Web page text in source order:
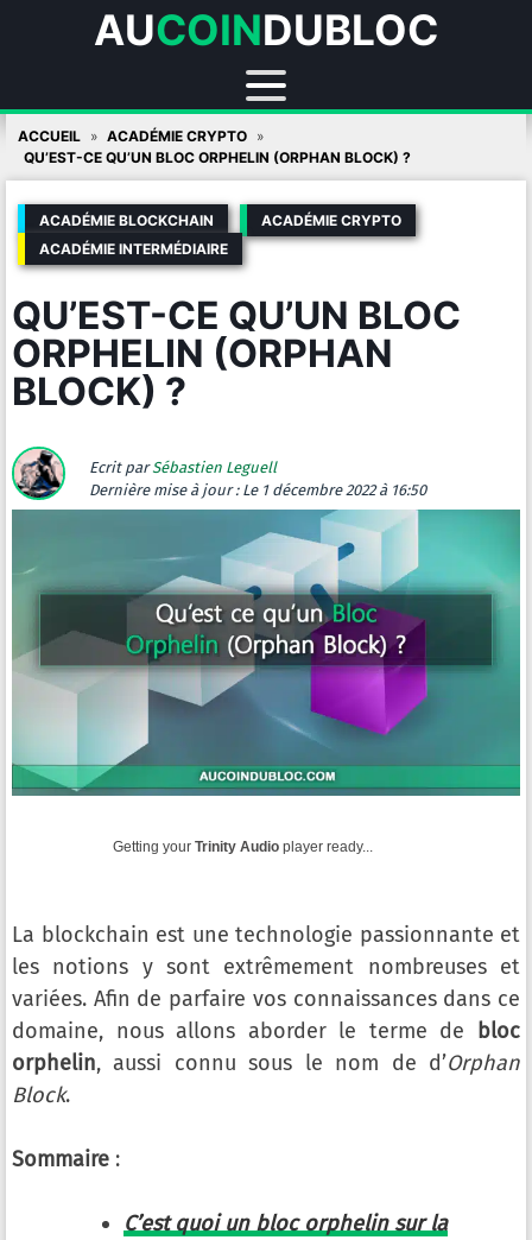
AUCOINDUBLOC
Skip
content
ACCUEIL
ACADÉMIE CRYPTO
QU’EST-CE QU’UN BLOC ORPHELIN (ORPHAN BLOCK) ?
ACADÉMIE BLOCKCHAIN
ACADÉMIE CRYPTO
ACADÉMIE INTERMÉDIAIRE
QU’EST-CE QU’UN BLOC
ORPHELIN (ORPHAN
BLOCK) ?
Ecrit parSébastien Leguell
Dernière mise à jour : Le 1 décembre 2022 à 16:50
Getting your Trinity Audio player ready...
La blockchain est une technologie passionnante et
les notions y sont extrêmement nombreuses et
variées. Afin de parfaire vos connaissances dans ce
domaine, nous allons aborder le terme de
bloc
orphelin, aussi connu sous le nom de d’Orphan
Block.
Sommaire :
C’est quoi un bloc orphelin sur la